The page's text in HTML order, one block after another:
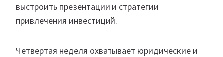
выстроить презентации и стратегии
привлечения инвестиций.
Четвертая неделя охватывает юридические и